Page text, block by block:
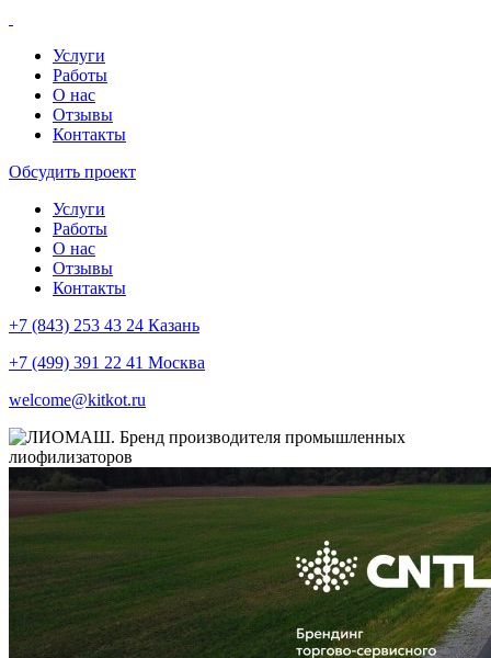
Услуги
Работы
О нас
Отзывы
Контакты
Обсудить проект
Услуги
Работы
О нас
Отзывы
Контакты
+7 (843) 253 43 24 Казань
+7 (499) 391 22 41 Москва
welcome@kitkot.ru